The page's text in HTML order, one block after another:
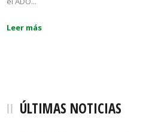
Leer más
ÚLTIMAS NOTICIAS